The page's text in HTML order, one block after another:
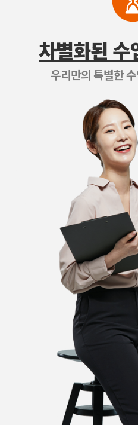
차별화된 수
우리만의 특별한